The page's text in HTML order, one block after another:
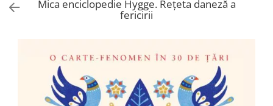
Activități
Carte de bucate
Educație financiară
Mica enciclopedie Hygge. Rețeta daneză a
fericirii